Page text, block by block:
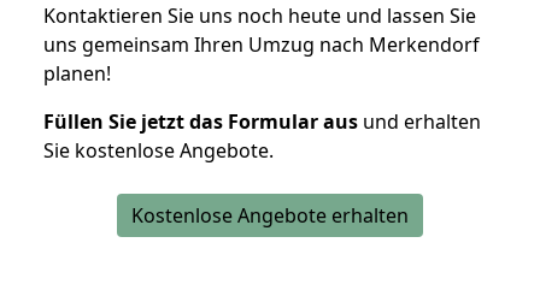
Kontaktieren Sie uns noch heute und lassen Sie
uns gemeinsam Ihren Umzug nach Merkendorf
planen!
Füllen Sie jetzt das Formular aus und erhalten
Sie kostenlose Angebote.
Kostenlose Angebote erhalten